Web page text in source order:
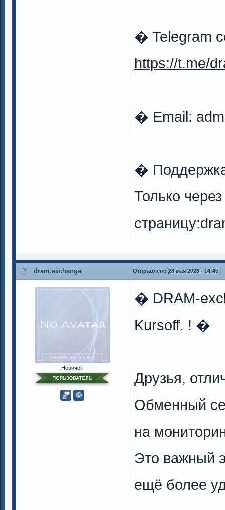
� Telegram
https://t.me/
� Email:
�
Только
dram.exchange Отправлено 28 мая 2026 - 14:45
Новичок
� DRAM-
Kursoff. ! �
Друзья,
Обменный
на
Это важный
ещё более